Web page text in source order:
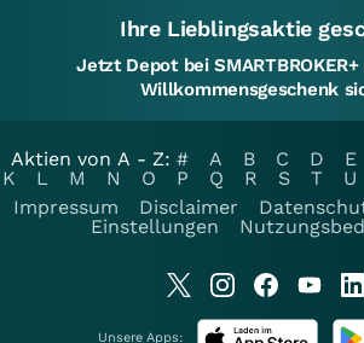
Ihre Lieblingsaktie
Jetzt Depot bei
Willkommensgeschenk
Aktien von A - Z: # A B C D E
K
L M N O P Q R S T U
Impressum
Disclaimer
Einstellungen
Unsere Apps: